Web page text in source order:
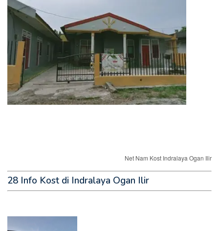
Net Nam Kost Indralaya Ogan Ilir
28 Info Kost di Indralaya Ogan Ilir